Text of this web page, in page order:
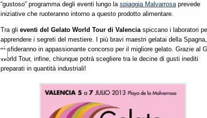
“gustoso” programma degli eventi lungo la spiaggia Malvarrosaprevede
iniziative che ruoteranno intorno a questo prodotto alimentare.
Tra gli eventi del Gelato World Tour di Valenciaspiccano i laboratori
apprendere i segreti del mestiere. I più bravi maestri gelatai della
si sfideranno in appassionante concorso per il migliore gelato. Grazie al
World Tour, infine, chiunque potrà scegliere tra le decine di gusti inediti
preparati in quantità industriali!